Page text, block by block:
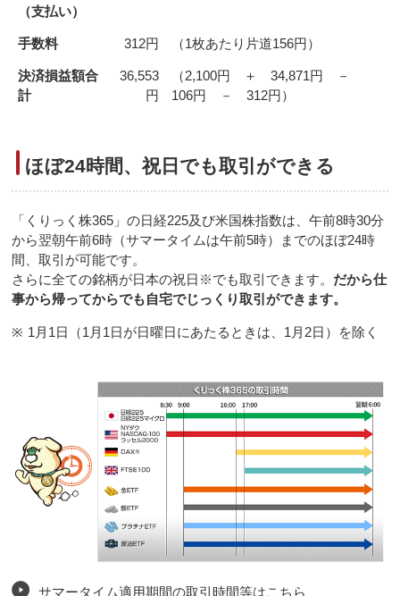
（支払い）
手数料 312円 （1枚あたり片道156円）
決済損益額合
計
36,553
円
（2,100円 ＋ 34,871円 －
106円 － 312円）
ほぼ24時間、祝日でも取引ができる
「くりっく株365」の日経225及び米国株指数は、午前8時30分
から翌朝午前6時（サマータイムは午前5時）までのほぼ24時
間、取引が可能です。
さらに全ての銘柄が日本の祝日※でも取引できます。 だから仕
事から帰ってからでも自宅でじっくり取引ができます。
※ 1月1日（1月1日が日曜日にあたるときは、1月2日）を除く
サマータイム適用期間の取引時間等はこちら